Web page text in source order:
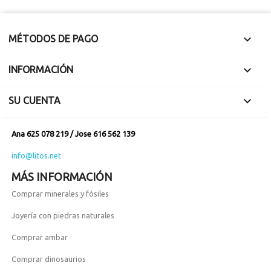
MÉTODOS DE PAGO 
INFORMACIÓN 
SU CUENTA 
Ana 625 078 219 / Jose 616 562 139
info@litos.net
MÁS INFORMACIÓN
Comprar minerales y fósiles
Joyería con piedras naturales
Comprar ambar
Comprar dinosaurios